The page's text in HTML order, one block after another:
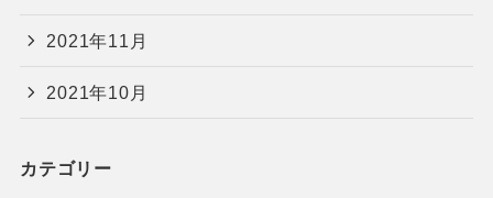
2021年11月
2021年10月
カテゴリー